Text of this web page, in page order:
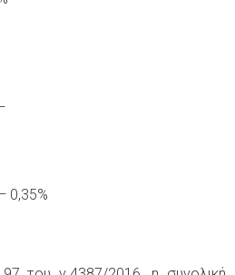
0,35%